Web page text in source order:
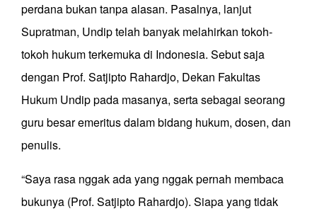
perdana bukan tanpa alasan. Pasalnya, lanjut
Supratman, Undip telah banyak melahirkan tokoh-
tokoh hukum terkemuka di Indonesia. Sebut saja
dengan Prof. Satjipto Rahardjo, Dekan Fakultas
Hukum Undip pada masanya, serta sebagai seorang
guru besar emeritus dalam bidang hukum, dosen, dan
penulis.
“Saya rasa nggak ada yang nggak pernah membaca
bukunya (Prof. Satjipto Rahardjo). Siapa yang tidak